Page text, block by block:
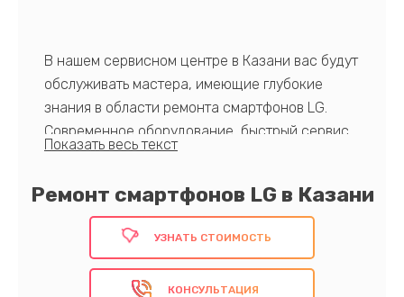
Ремонт смартфонов LG в Казани
В нашем сервисном центре в Казани вас будут
обслуживать мастера, имеющие глубокие
знания в области ремонта смартфонов LG.
Современное оборудование, быстрый сервис
и профессиональный подход гарантируют
телефон нам.
Позвоните прямо сейчас!
УЗНАТЬ СТОИМОСТЬ
КОНСУЛЬТАЦИЯ